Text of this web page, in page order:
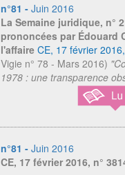
n°81 - Juin 2016
La Semaine juridique, n°
prononcées par Édouard
l'affaire CE, 17 février
Vigie n° 78 - Mars 2016)
1978 : une transparence
n°81 - Juin 2016
CE, 17 février 2016, n°